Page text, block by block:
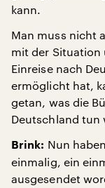
kann.
Man muss nicht
mit der Situation
Einreise nach
ermöglicht hat,
getan, was die
Deutschland tun
Brink: Nun
einmalig, ein
ausgesendet